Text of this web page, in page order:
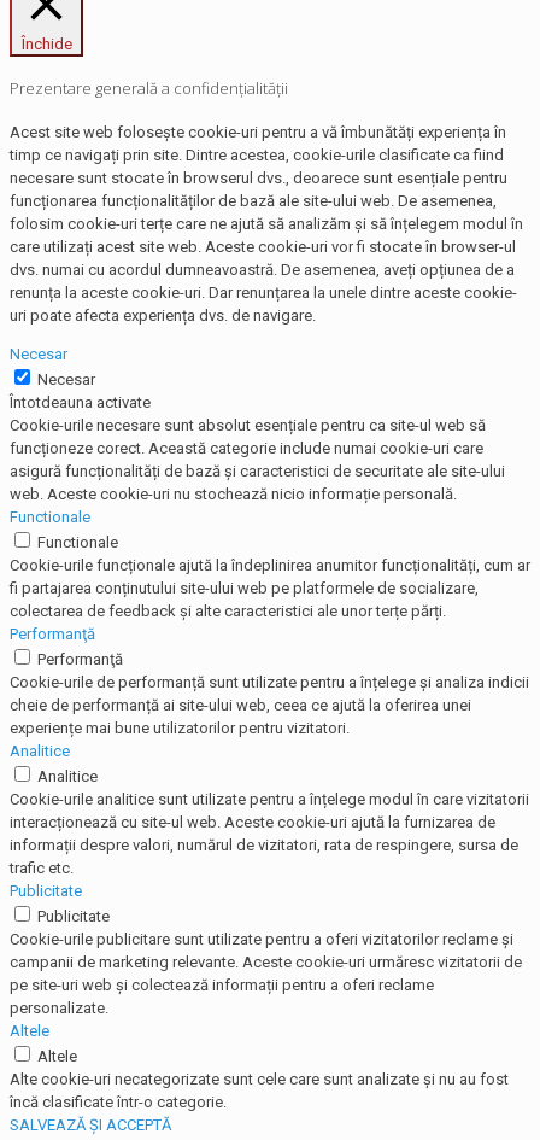
Închide
Prezentare generală a confidențialității
Acest site web folosește cookie-uri pentru a vă îmbunătăți experiența în
timp ce navigați prin site. Dintre acestea, cookie-urile clasificate ca fiind
necesare sunt stocate în browserul dvs., deoarece sunt esențiale pentru
funcționarea funcționalităților de bază ale site-ului web. De asemenea,
folosim cookie-uri terțe care ne ajută să analizăm și să înțelegem modul în
care utilizați acest site web. Aceste cookie-uri vor fi stocate în browser-ul
dvs. numai cu acordul dumneavoastră. De asemenea, aveți opțiunea de a
renunța la aceste cookie-uri. Dar renunțarea la unele dintre aceste cookie-
uri poate afecta experiența dvs. de navigare.
Necesar
Necesar
Întotdeauna activate
Cookie-urile necesare sunt absolut esențiale pentru ca site-ul web să
funcționeze corect. Această categorie include numai cookie-uri care
asigură funcționalități de bază și caracteristici de securitate ale site-ului
web. Aceste cookie-uri nu stochează nicio informație personală.
Functionale
Functionale
Cookie-urile funcționale ajută la îndeplinirea anumitor funcționalități, cum ar
fi partajarea conținutului site-ului web pe platformele de socializare,
colectarea de feedback și alte caracteristici ale unor terțe părți.
Performanţă
Performanţă
Cookie-urile de performanță sunt utilizate pentru a înțelege și analiza indicii
cheie de performanță ai site-ului web, ceea ce ajută la oferirea unei
experiențe mai bune utilizatorilor pentru vizitatori.
Analitice
Analitice
Cookie-urile analitice sunt utilizate pentru a înțelege modul în care vizitatorii
interacționează cu site-ul web. Aceste cookie-uri ajută la furnizarea de
informații despre valori, numărul de vizitatori, rata de respingere, sursa de
trafic etc.
Publicitate
Publicitate
Cookie-urile publicitare sunt utilizate pentru a oferi vizitatorilor reclame și
campanii de marketing relevante. Aceste cookie-uri urmăresc vizitatorii de
pe site-uri web și colectează informații pentru a oferi reclame
personalizate.
Altele
Altele
Alte cookie-uri necategorizate sunt cele care sunt analizate și nu au fost
încă clasificate într-o categorie.
SALVEAZĂ ȘI ACCEPTĂ